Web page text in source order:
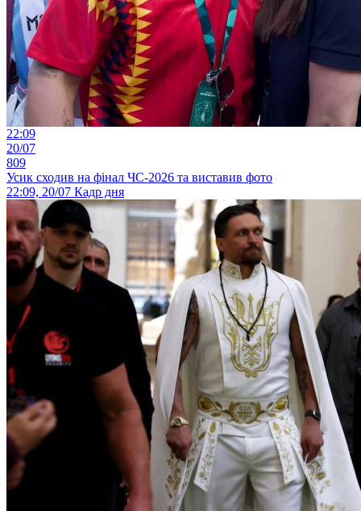
22:09
20/07
809
Усик сходив на фінал ЧС-2026 та виставив фото
22:09, 20/07 Кадр дня